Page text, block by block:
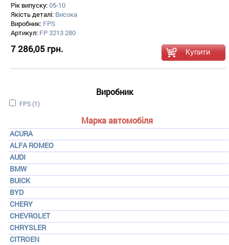
Виробник
Apply FPS filter
FPS (1)
Марка автомобіля
ACURA
ALFA ROMEO
AUDI
BMW
BUICK
BYD
CHERY
CHEVROLET
CHRYSLER
CITROEN
Рік випуску:05-10
Якість деталі: Висока
Виробник: FPS
Артикул: FP 3213 280
7 286,05 грн.